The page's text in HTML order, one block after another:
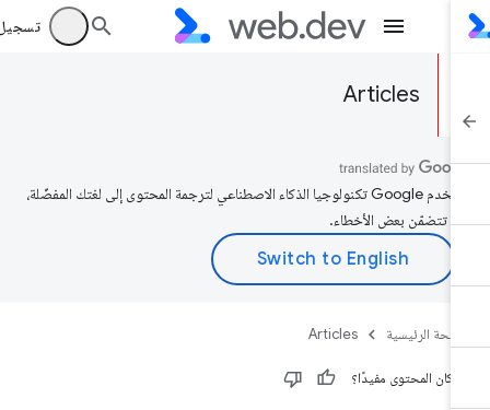
تسجيل
Articles
تستخدم Google تكنولوجيا الذكاء الاصطناعي لترجمة المحتوى إلى لغتك المفضّلة،
تتضمّن بعض الأخطاء.
الرئيسية Articles
كان المحتوى مفيدًا؟